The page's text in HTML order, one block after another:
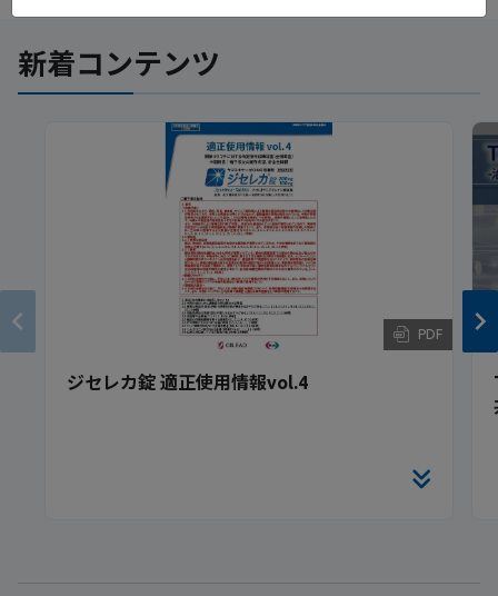
新着コンテンツ
PDF
ジセレカ錠 適正使用情報vol.4